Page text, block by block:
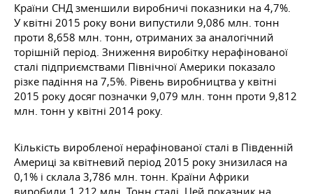
Країни СНД зменшили виробничі показники на 4,7%.
У квітні 2015 року вони випустили 9,086 млн. тонн
проти 8,658 млн. тонн, отриманих за аналогічний
торішній період. Зниження виробітку нерафінованої
сталі підприємствами Північної Америки показало
різке падіння на 7,5%. Рівень виробництва у квітні
2015 року досяг позначки 9,079 млн. тонн проти 9,812
млн. тонн у квітні 2014 року.
Кількість виробленої нерафінованої сталі в Південній
Америці за квітневий період 2015 року знизилася на
0,1% і склала 3,786 млн. тонн. Країни Африки
виробили 1,212 млн. Тонн сталі. Цей показник на